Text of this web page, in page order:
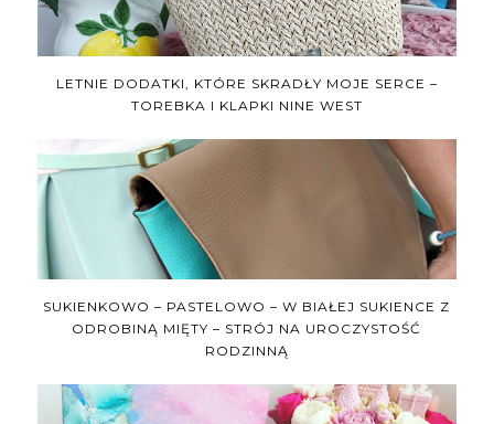
LETNIE DODATKI, KTÓRE SKRADŁY MOJE SERCE –
TOREBKA I KLAPKI NINE WEST
SUKIENKOWO – PASTELOWO – W BIAŁEJ SUKIENCE Z
ODROBINĄ MIĘTY – STRÓJ NA UROCZYSTOŚĆ
RODZINNĄ